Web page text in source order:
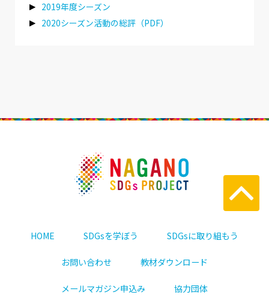
2019年度シーズン
2020シーズン活動の総評（PDF）
HOME SDGsを学ぼう SDGsに取り組もう
お問い合わせ 教材ダウンロード
メールマガジン申込み 協力団体